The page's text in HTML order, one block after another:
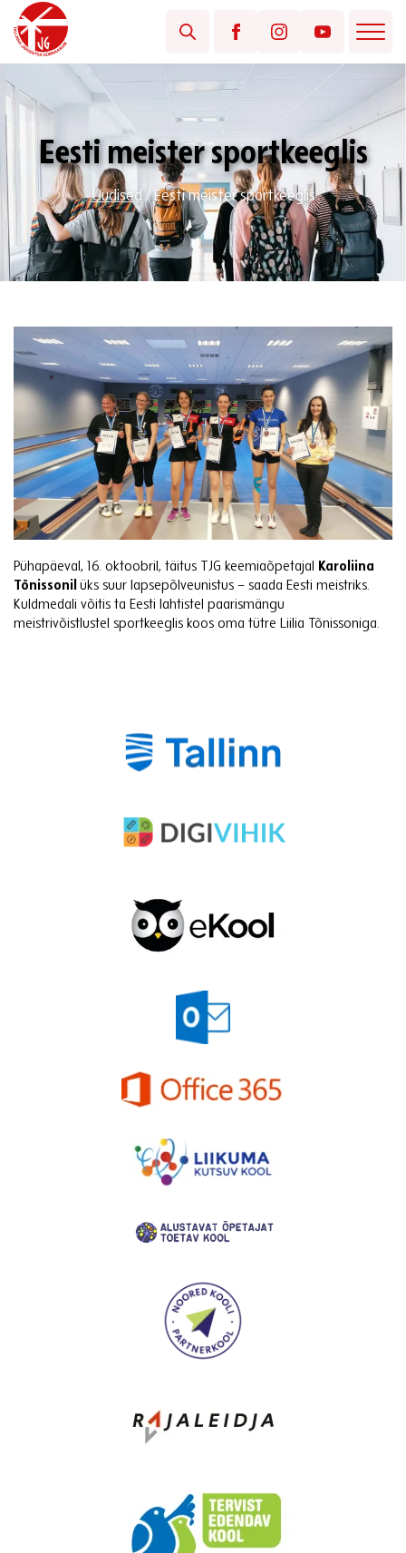
Eesti meister sportkeeglis
Uudised/Eesti meister sportkeeglis
Pühapäeval, 16. oktoobril, täitus TJG keemiaõpetajal
Karoliina
Tõnissonil üks suur lapsepõlveunistus – saada Eesti meistriks.
Kuldmedali võitis ta Eesti lahtistel paarismängu
meistrivõistlustel sportkeeglis koos oma tütre Liilia Tõnissoniga.